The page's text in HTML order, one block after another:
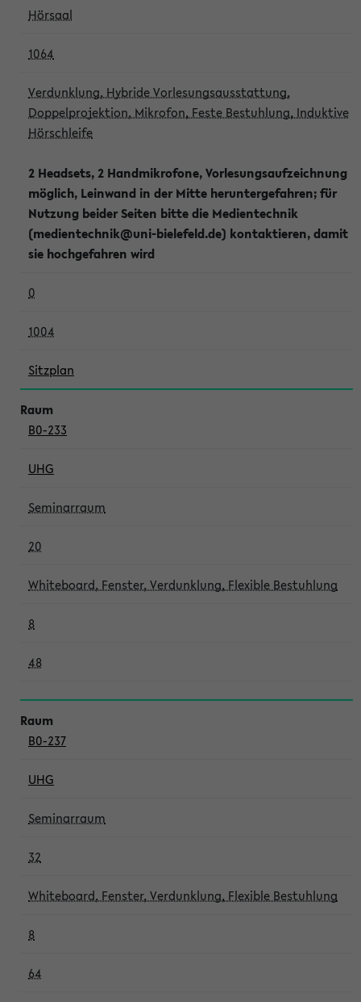
Hörsaal
1064
Verdunklung, Hybride Vorlesungsausstattung,
Doppelprojektion, Mikrofon, Feste Bestuhlung, Induktive
Hörschleife
2 Headsets, 2 Handmikrofone, Vorlesungsaufzeichnung
möglich, Leinwand in der Mitte heruntergefahren; für
Nutzung beider Seiten bitte die Medientechnik
(medientechnik@uni-bielefeld.de) kontaktieren, damit
sie hochgefahren wird
0
1004
Sitzplan
B0-233
UHG
Seminarraum
20
Whiteboard, Fenster, Verdunklung, Flexible Bestuhlung
8
48
B0-237
UHG
Seminarraum
32
Whiteboard, Fenster, Verdunklung, Flexible Bestuhlung
8
64